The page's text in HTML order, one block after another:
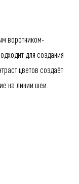
воротником-
для создания
цветов создаёт
на линии шеи.